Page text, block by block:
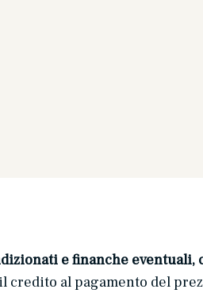
e finanche eventuali,
credito al pagamento del